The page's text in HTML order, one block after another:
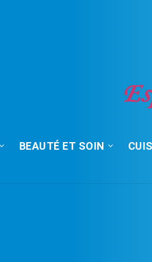
BEAUTÉ ET SOIN